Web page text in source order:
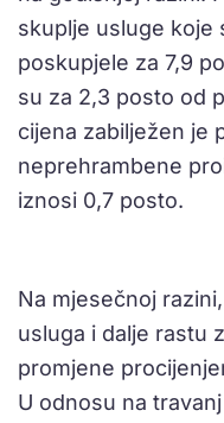
skuplje usluge koje
poskupjele za 7,9
su za 2,3 posto od
cijena zabilježen je
neprehrambene
iznosi 0,7 posto.
Na mjesečnoj
usluga i dalje rastu
promjene
U odnosu na